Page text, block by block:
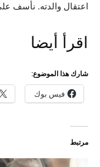
اعتقال والدته. نأسف
اقرأ أيضا
شارك هذا الموضوع:
فيس بوك
مرتبط